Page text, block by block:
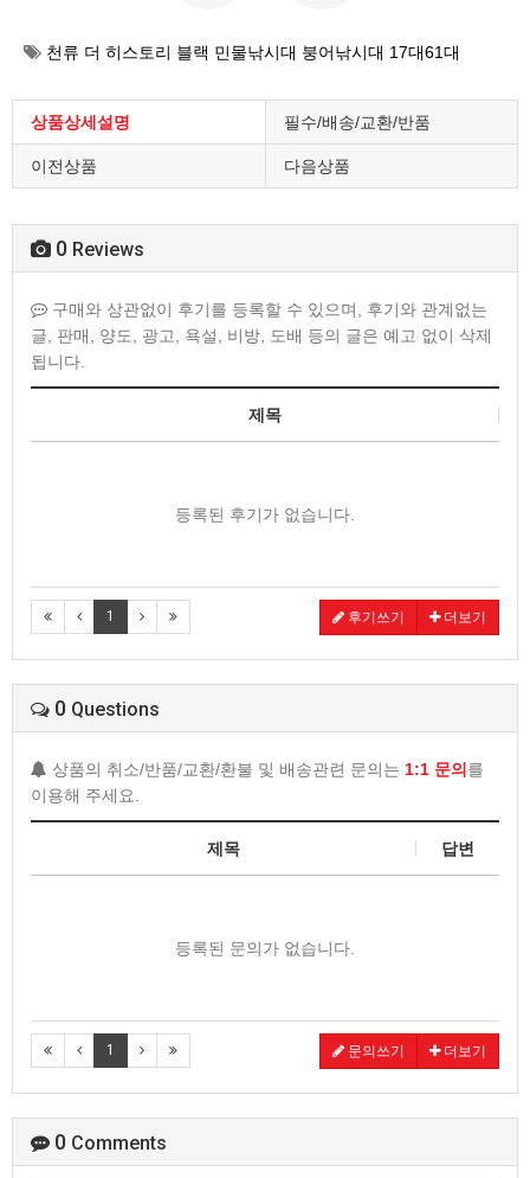
천류 더 히스토리 블랙 민물낚시대 붕어낚시대 17대61대
상품상세설명 필수/배송/교환/반품
이전상품 다음상품
0 Reviews
구매와 상관없이 후기를 등록할 수 있으며, 후기와 관계없는
글, 판매, 양도, 광고, 욕설, 비방, 도배 등의 글은 예고 없이 삭제
됩니다.
제목
등록된 후기가 없습니다.
1 후기쓰기 더보기
0 Questions
상품의 취소/반품/교환/환불 및 배송관련 문의는 1:1 문의 를
이용해 주세요.
제목 답변
등록된 문의가 없습니다.
1 문의쓰기 더보기
0 Comments